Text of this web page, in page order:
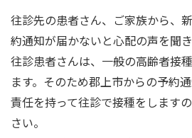
往診先の患者さん、ご家族から、
約通知が届かないと心配の声を聞き
往診患者さんは、一般の高齢者接
ます。そのため郡上市からの予約
責任を持って往診で接種をします
さい。